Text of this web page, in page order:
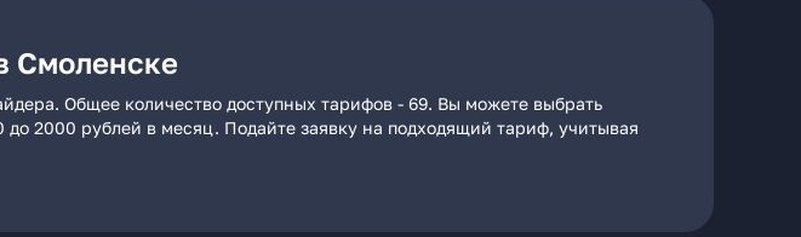
Смоленске
Общее количество доступных тарифов - 69. Вы можете выбрать
2000 рублей в месяц. Подайте заявку на подходящий тариф, учитывая